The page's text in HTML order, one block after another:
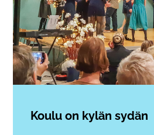
Koulu on kylän sydän